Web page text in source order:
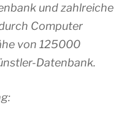
und zahlreiche
Computer
von 125000
Datenbank.